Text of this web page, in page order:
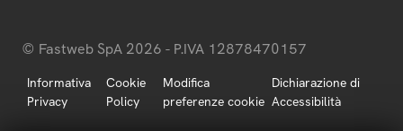
© Fastweb SpA 2026 - P.IVA 12878470157
Informativa
Privacy
Cookie
Policy
Modifica
preferenze cookie
Dichiarazione di
Accessibilità